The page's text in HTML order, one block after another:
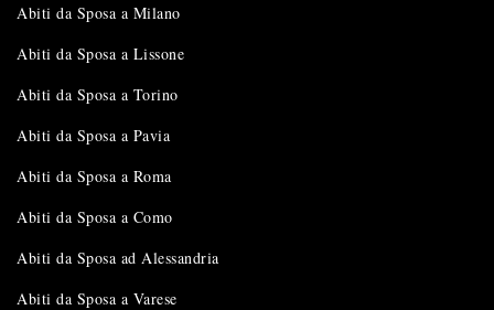
Abiti da Sposa a Milano
Abiti da Sposa a Lissone
Abiti da Sposa a Torino
Abiti da Sposa a Pavia
Abiti da Sposa a Roma
Abiti da Sposa a Como
Abiti da Sposa ad Alessandria
Abiti da Sposa a Varese